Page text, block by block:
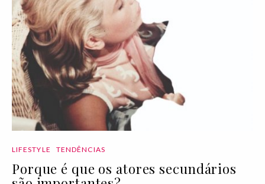
LIFESTYLE TENDÊNCIAS
Porque é que os atores secundários